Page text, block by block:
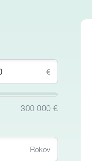
€
300 000 €
Rokov